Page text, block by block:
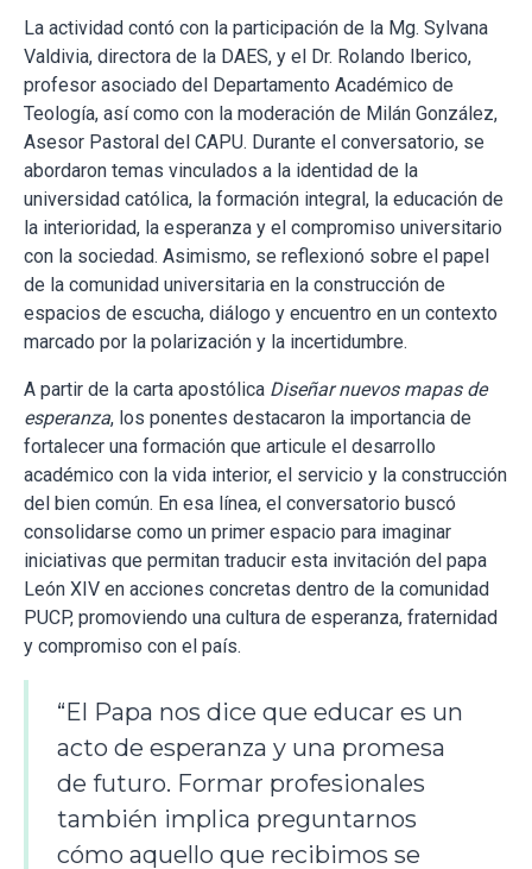
La actividad contó con la participación de la Mg. Sylvana
Valdivia, directora de la DAES, y el Dr. Rolando Iberico,
profesor asociado del Departamento Académico de
Teología, así como con la moderación de Milán González,
Asesor Pastoral del CAPU. Durante el conversatorio, se
abordaron temas vinculados a la identidad de la
universidad católica, la formación integral, la educación de
la interioridad, la esperanza y el compromiso universitario
con la sociedad. Asimismo, se reflexionó sobre el papel
de la comunidad universitaria en la construcción de
espacios de escucha, diálogo y encuentro en un contexto
marcado por la polarización y la incertidumbre.
A partir de la carta apostólica Diseñar nuevos mapas de
esperanza, los ponentes destacaron la importancia de
fortalecer una formación que articule el desarrollo
académico con la vida interior, el servicio y la construcción
del bien común. En esa línea, el conversatorio buscó
consolidarse como un primer espacio para imaginar
iniciativas que permitan traducir esta invitación del papa
León XIV en acciones concretas dentro de la comunidad
PUCP, promoviendo una cultura de esperanza, fraternidad
y compromiso con el país.
“El Papa nos dice que educar es un
acto de esperanza y una promesa
de futuro. Formar profesionales
también implica preguntarnos
cómo aquello que recibimos se